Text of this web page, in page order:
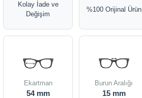
Kolay İade ve
Değişim
%100 Orijinal Ürün
Ekartman
54 mm
Burun Aralığı
15 mm